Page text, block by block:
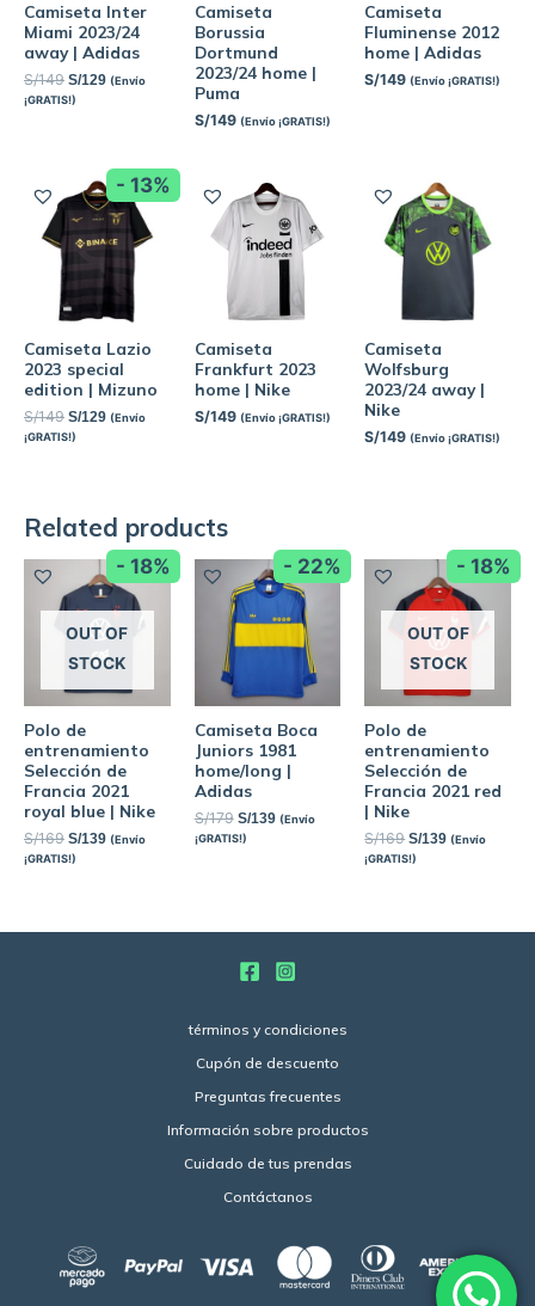
Camiseta Inter
Miami 2023/24
away | Adidas
S/149 S/129 (Envío
¡GRATIS!)
Camiseta
Borussia
Dortmund
2023/24 home |
Puma
S/149 (Envío ¡GRATIS!)
Camiseta
Fluminense 2012
home | Adidas
S/149 (Envío ¡GRATIS!)
- 13%
Camiseta Lazio
2023 special
edition | Mizuno
S/149 S/129 (Envío
¡GRATIS!)
Camiseta
Frankfurt 2023
home | Nike
S/149 (Envío ¡GRATIS!)
Camiseta
Wolfsburg
2023/24 away |
Nike
S/149 (Envío ¡GRATIS!)
Related products
- 18%
OUT OF
STOCK
Polo de
entrenamiento
Selección de
Francia 2021
royal blue | Nike
S/169 S/139 (Envío
¡GRATIS!)
- 22%
Camiseta Boca
Juniors 1981
home/long |
Adidas
S/179 S/139 (Envío
¡GRATIS!)
- 18%
OUT OF
STOCK
Polo de
entrenamiento
Selección de
Francia 2021 red
| Nike
S/169 S/139 (Envío
¡GRATIS!)
términos y condiciones
Cupón de descuento
Preguntas frecuentes
Información sobre productos
Cuidado de tus prendas
Contáctanos